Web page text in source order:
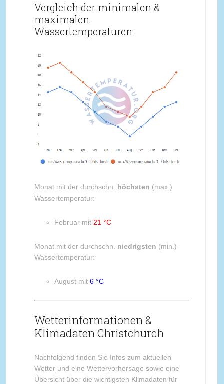
Vergleich der minimalen &
maximalen
Wassertemperaturen:
Monat mit der durchschn. höchsten (max.)
Wassertemperatur:
Februar mit 21 °C
Monat mit der durchschn. niedrigsten (min.)
Wassertemperatur:
August mit 6 °C
Wetterinformationen &
Klimadaten Christchurch
Nachfolgend finden Sie Infos zum aktuellen
Wetter und eine Wettervorhersage sowie eine
Übersicht über die wichtigsten Klimadaten für